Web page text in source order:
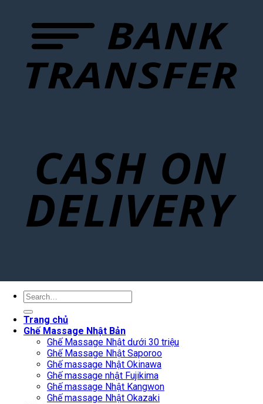
Search
Trang chủ
Ghế Massage Nhật Bản
Ghế Massage Nhật dưới 30 triệu
Ghế Massage Nhật Saporoo
Ghế massage Nhật Okinawa
Ghế massage nhật Fujikima
Ghế massage Nhật Kangwon
Ghế massage Nhật Okazaki